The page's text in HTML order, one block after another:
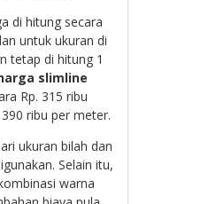
di hitung secara
untuk ukuran di
tetap di hitung 1
slimline
Rp. 315 ribu
ribu per meter.
ukuran bilah dan
Selain itu,
warna